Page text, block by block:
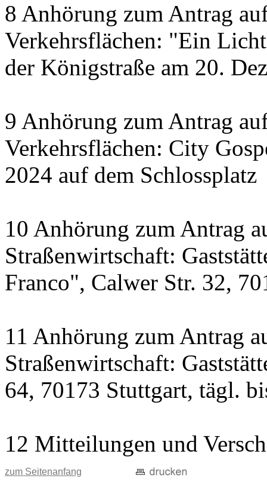
8 Anhörung zum Antrag
Verkehrsflächen: "Ein
der Königstraße am 20.
9 Anhörung zum Antrag
Verkehrsflächen: City
2024 auf dem Schlossplatz
10 Anhörung zum Antrag
Straßenwirtschaft:
Franco", Calwer Str. 32,
11 Anhörung zum Antrag
Straßenwirtschaft:
64, 70173 Stuttgart, tägl.
12 Mitteilungen und
zum Seitenanfang